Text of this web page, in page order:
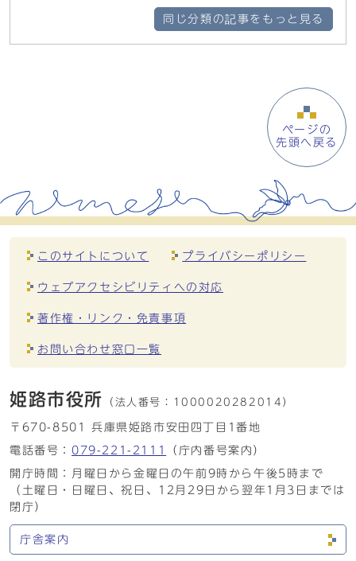
同じ分類の記事をもっと見る
ページの
先頭へ戻る
このサイトについて プライバシーポリシー
ウェブアクセシビリティへの対応
著作権・リンク・免責事項
お問い合わせ窓口一覧
姫路市役所 （法人番号： 1000020282014）
〒670-8501 兵庫県姫路市安田四丁目1番地
電話番号： 079-221-2111
（庁内番号案内）
開庁時間：月曜日から金曜日の午前9時から午後5時まで
（土曜日・日曜日、祝日、12月29日から翌年1月3日までは
閉庁）
庁舎案内